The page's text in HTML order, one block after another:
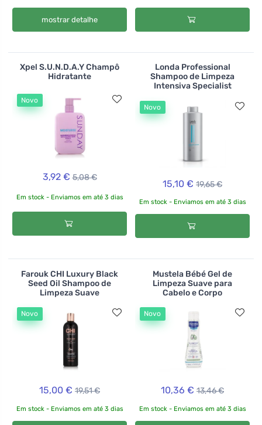
mostrar detalhe
Xpel S.U.N.D.A.Y Champô
Hidratante
Novo
3,92 € 5,08 €
Em stock - Enviamos em até 3 dias
Londa Professional
Shampoo de Limpeza
Intensiva Specialist
Novo
15,10 € 19,65 €
Em stock - Enviamos em até 3 dias
Farouk CHI Luxury Black
Seed Oil Shampoo de
Limpeza Suave
Novo
15,00 € 19,51 €
Em stock - Enviamos em até 3 dias
Mustela Bébé Gel de
Limpeza Suave para
Cabelo e Corpo
Novo
10,36 € 13,46 €
Em stock - Enviamos em até 3 dias